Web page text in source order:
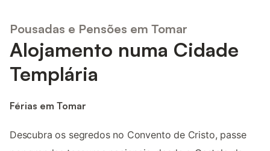
Pousadas e Pensões em Tomar
Alojamento numa Cidade
Templária
Férias em Tomar
Descubra os segredos no Convento de Cristo, passe